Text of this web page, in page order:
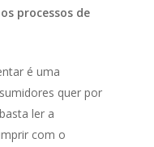
processos de
é uma
quer por
ler a
com o